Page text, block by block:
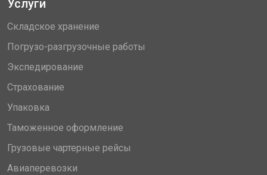
Услуги
Складское хранение
Погрузо-разгрузочные работы
Экспедирование
Страхование
Упаковка
Таможенное оформление
Грузовые чартерные рейсы
Авиаперевозки